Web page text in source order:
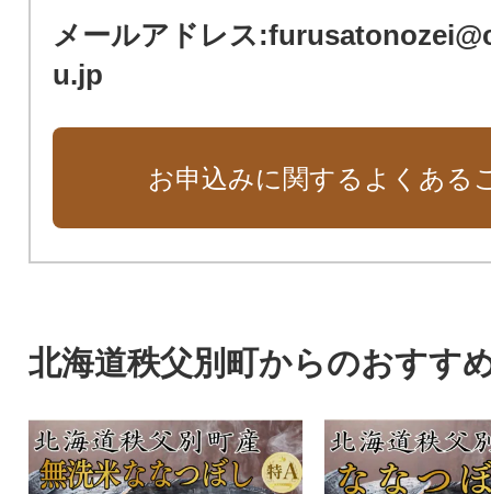
メールアドレス
u.jp
お申込みに関するよくある
北海道秩父別町からのおすす